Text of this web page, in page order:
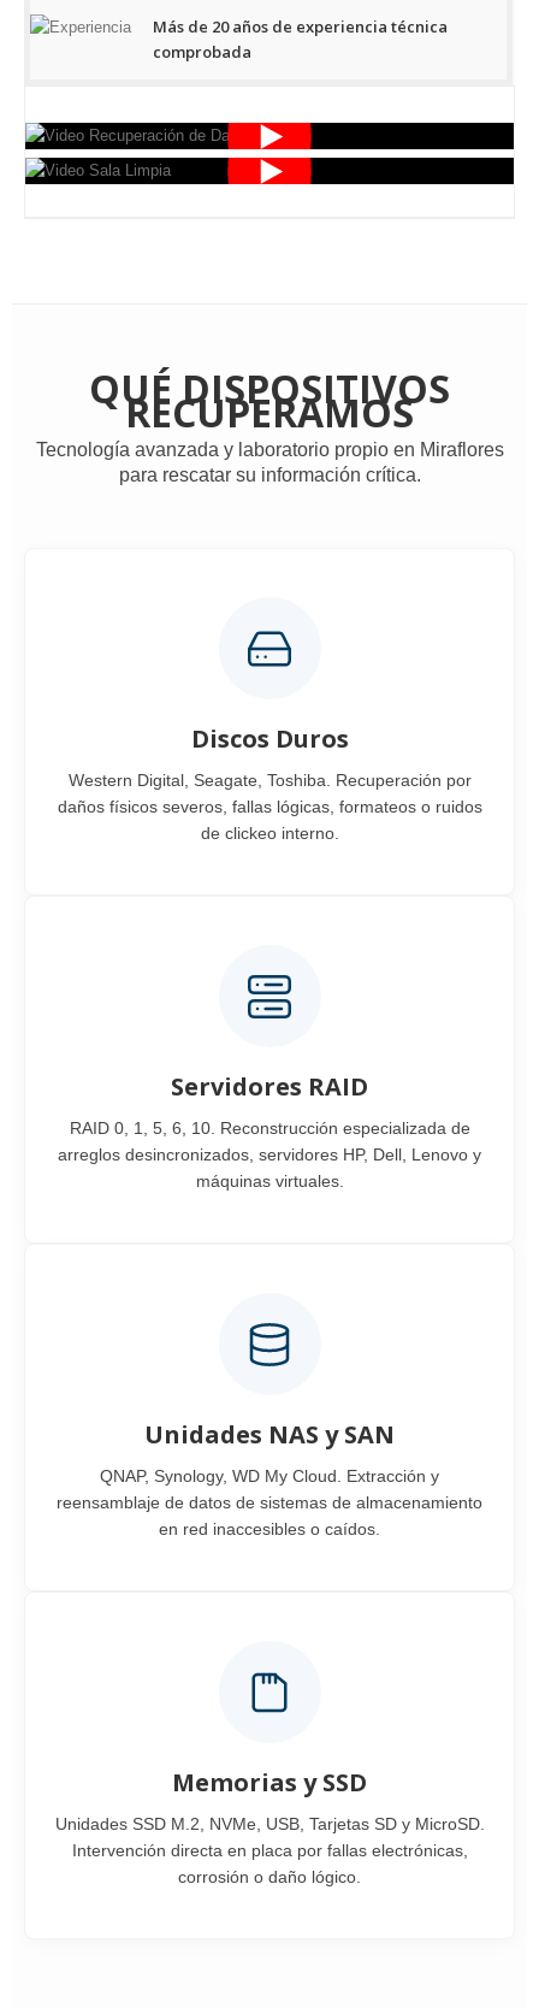
Más de 20 años de experiencia técnica
comprobada
QUÉ DISPOSITIVOS
RECUPERAMOS
Tecnología avanzada y laboratorio propio en Miraflores
para rescatar su información crítica.
Discos Duros
Western Digital, Seagate, Toshiba. Recuperación por
daños físicos severos, fallas lógicas, formateos o ruidos
de clickeo interno.
Servidores RAID
RAID 0, 1, 5, 6, 10. Reconstrucción especializada de
arreglos desincronizados, servidores HP, Dell, Lenovo y
máquinas virtuales.
Unidades NAS y SAN
QNAP, Synology, WD My Cloud. Extracción y
reensamblaje de datos de sistemas de almacenamiento
en red inaccesibles o caídos.
Memorias y SSD
Unidades SSD M.2, NVMe, USB, Tarjetas SD y MicroSD.
Intervención directa en placa por fallas electrónicas,
corrosión o daño lógico.